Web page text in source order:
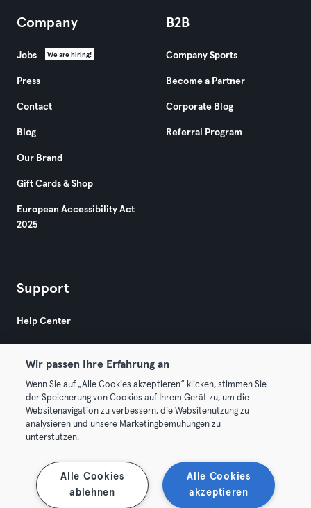
Company
Jobs We are hiring!
Press
Contact
Blog
Our Brand
Gift Cards & Shop
European Accessibility Act
2025
B2B
Company Sports
Become a Partner
Corporate Blog
Referral Program
Support
Help Center
© 2026 Urban Sports Group GmbH. All rights reserved.
Terms & Conditions
Terminate contracts here Withdraw contracts here
Wir passen Ihre Erfahrung an
Wenn Sie auf „Alle Cookies akzeptieren“ klicken, stimmen Sie
der Speicherung von Cookies auf Ihrem Gerät zu, um die
Websitenavigation zu verbessern, die Websitenutzung zu
analysieren und unsere Marketingbemühungen zu
unterstützen.
Alle Cookies
akzeptieren
Alle Cookies
ablehnen